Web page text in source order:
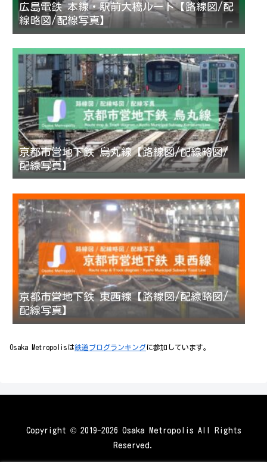
広島電鉄 本線・駅前大橋ルート【路線図/配
線略図/配線写真】
京都市営地下鉄 烏丸線【路線図/配線略図/
配線写真】
京都市営地下鉄 東西線【路線図/配線略図/
配線写真】
Osaka Metropolisは鉄道ブログランキングに参加しています。
Copyright © 2019-2026 Osaka Metropolis All Rights
Reserved.